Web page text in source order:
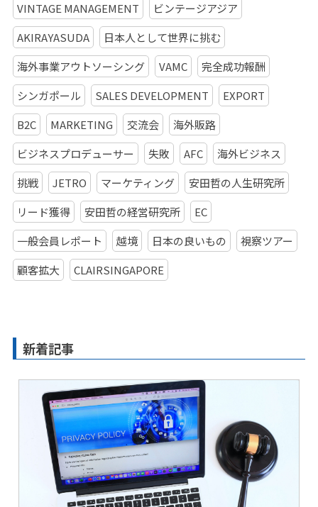
VINTAGE MANAGEMENT
ビンテージアジア
AKIRAYASUDA
日本人として世界に挑む
海外事業アウトソーシング
VAMC
完全成功報酬
シンガポール
SALES DEVELOPMENT
EXPORT
B2C
MARKETING 交流会
海外販路
ビジネスプロデューサー
失敗 AFC
海外ビジネス
挑戦
JETRO マーケティング
安田哲の人生研究所
リード獲得
安田哲の経営研究所
EC
一般会員レポート
越境 日本の良いもの
視察ツアー
顧客拡大
CLAIRSINGAPORE
新着記事